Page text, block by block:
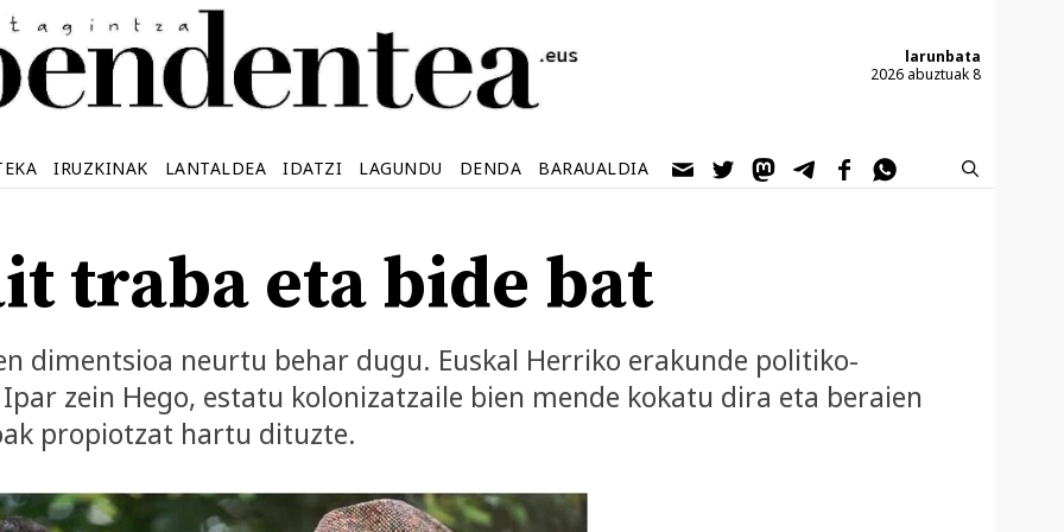
larunbata
2026 abuztuak 8
IRUZKINAK LANTALDEA IDATZI LAGUNDU DENDA BARAUALDIA
traba eta bide bat
dimentsioa neurtu behar dugu. Euskal Herriko erakunde politiko-
zein Hego, estatu kolonizatzaile bien mende kokatu dira eta beraien
propiotzat hartu dituzte.